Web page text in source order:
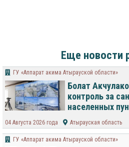
Еще новости
ГУ «Аппарат акима Атырауской области»
Болат
контроль за
населенных
04 Августа 2026 года Атырауская область
ГУ «Аппарат акима Атырауской области»